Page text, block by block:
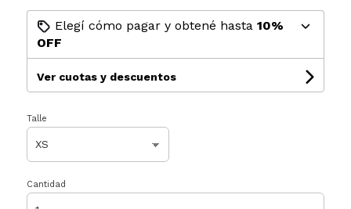
Elegí cómo pagar y obtené hasta 10%
OFF
Ver cuotas y descuentos
Talle
Cantidad